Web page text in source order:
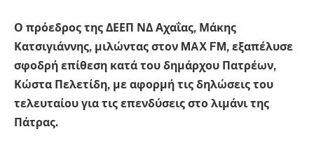
Ο πρόεδρος της ΔΕΕΠ ΝΔ Αχαΐας, Μάκης
Κατσιγιάννης, μιλώντας στον MAX FM, εξαπέλυσε
σφοδρή επίθεση κατά του δημάρχου Πατρέων,
Κώστα Πελετίδη, με αφορμή τις δηλώσεις του
τελευταίου για τις επενδύσεις στο λιμάνι της
Πάτρας.